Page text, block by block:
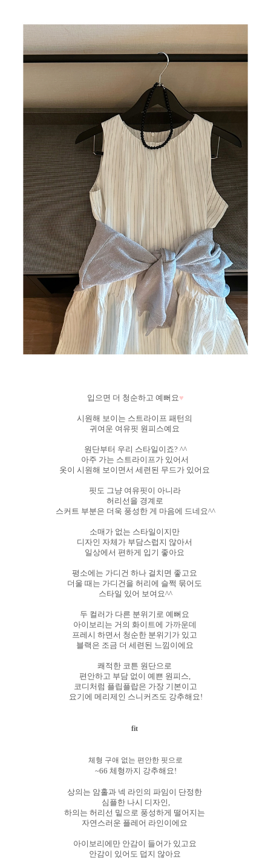
입으면 더 청순하고 예뻐요 ♥
시원해 보이는 스트라이프 패턴의
귀여운 여유핏 원피스예요
원단부터 우리 스타일이죠? ^^
아주 가는 스트라이프가 있어서
옷이 시원해 보이면서 세련된 무드가 있어요
핏도 그냥 여유핏이 아니라
허리선을 경계로
스커트 부분은 더욱 풍성한 게 마음에 드네요^^
소매가 없는 스타일이지만
디자인 자체가 부담스럽지 않아서
일상에서 편하게 입기 좋아요
평소에는 가디건 하나 걸치면 좋고요
더울 때는 가디건을 허리에 슬쩍 묶어도
스타일 있어 보여요^^
두 컬러가 다른 분위기로 예뻐요
아이보리는 거의 화이트에 가까운데
프레시 하면서 청순한 분위기가 있고
블랙은 조금 더 세련된 느낌이에요
쾌적한 코튼 원단으로
편안하고 부담 없이 예쁜 원피스,
코디처럼 플립플랍은 가장 기본이고
요기에 메리제인 스니커즈도 강추해요!
fit
체형 구애 없는 편안한 핏으로
~66 체형까지 강추해요!
상의는 암홀과 넥 라인의 파임이 단정한
심플한 나시 디자인,
하의는 허리선 밑으로 풍성하게 떨어지는
자연스러운 플레어 라인이에요
아이보리에만 안감이 들어가 있고요
안감이 있어도 덥지 않아요